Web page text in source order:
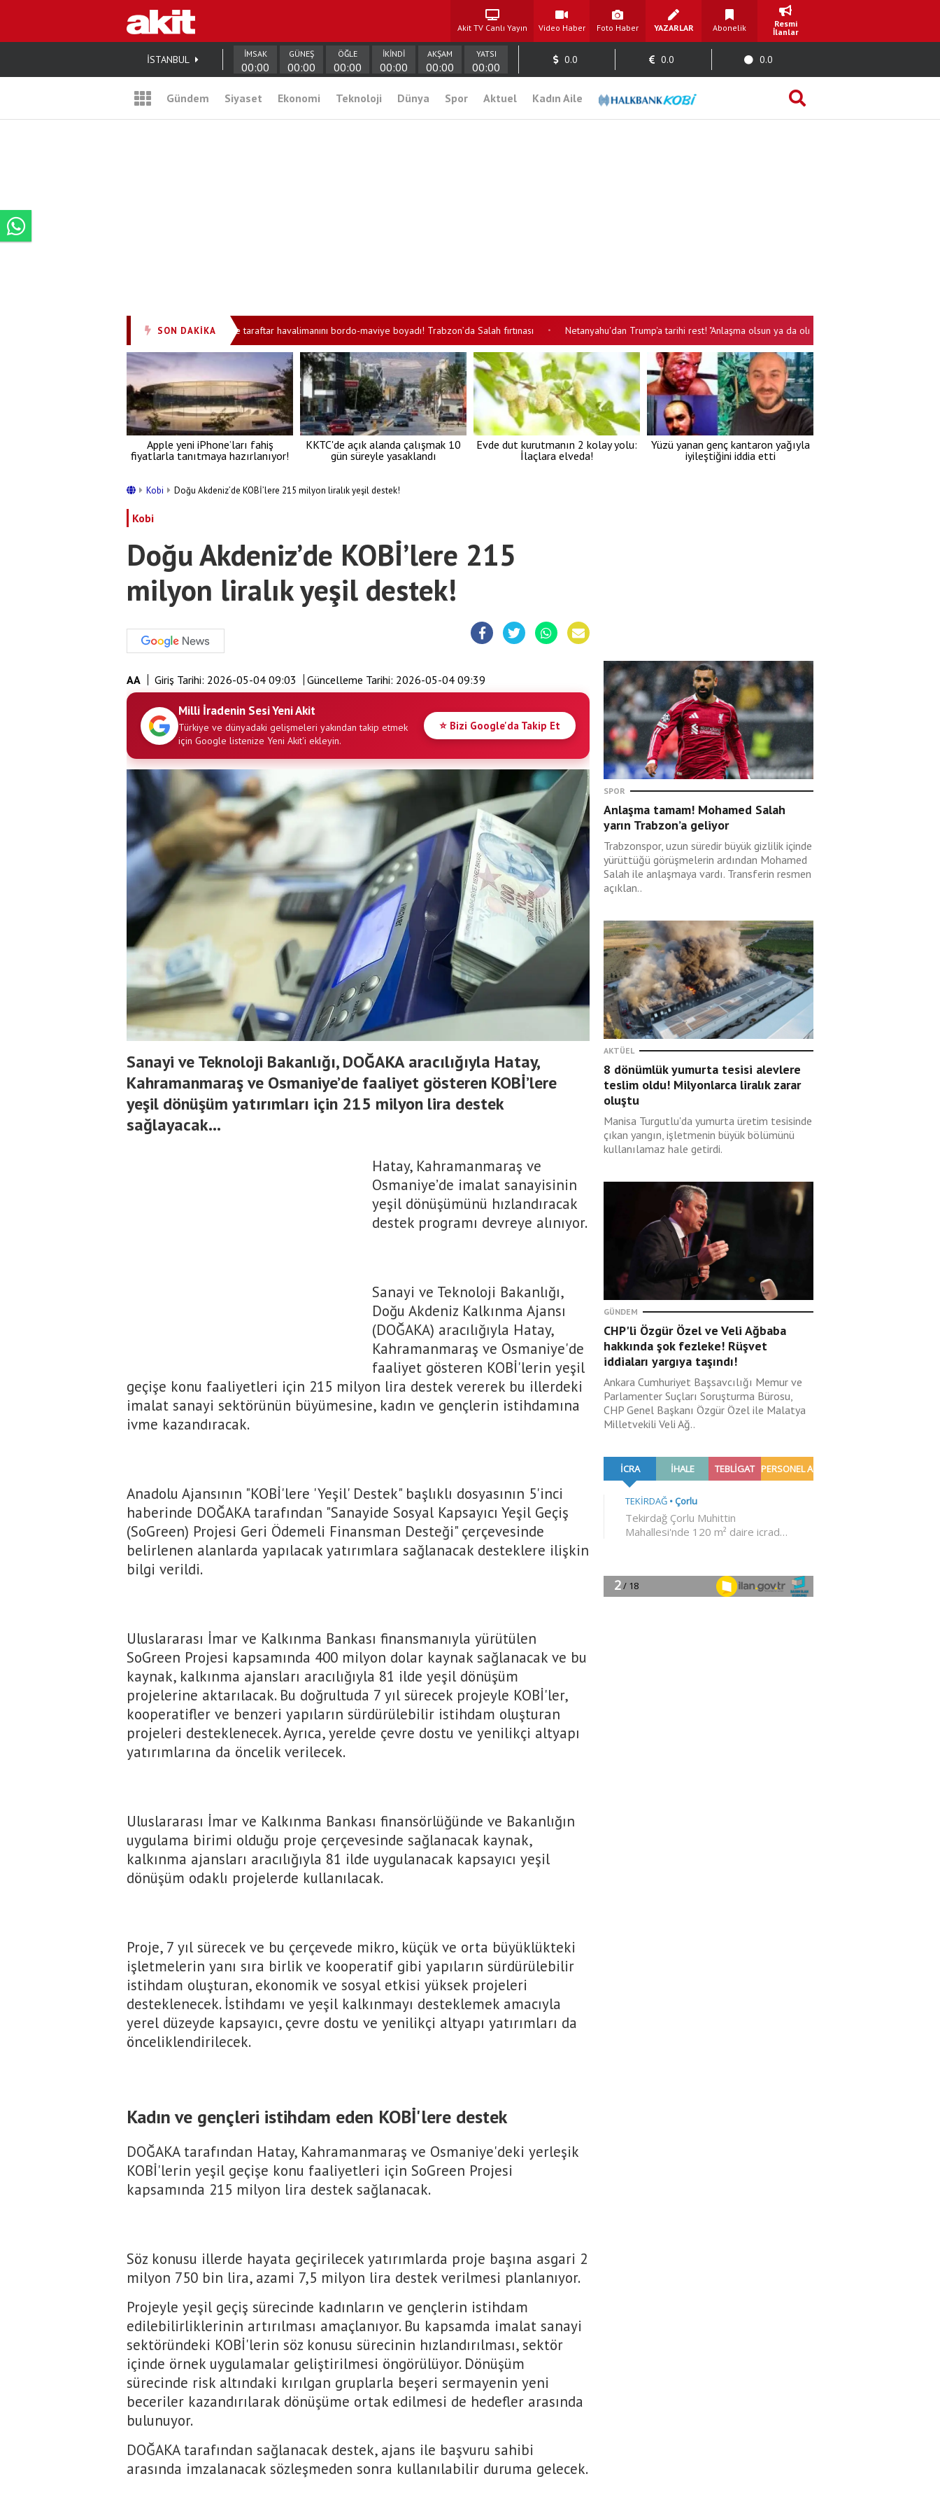
Akit TV Canlı Yayın Video Haber Foto Haber YAZARLAR Abonelik
Resmi
İlanlar
İSTANBUL İMSAK
00:00
GÜNEŞ
00:00
ÖĞLE
00:00
İKİNDİ
00:00
AKŞAM
00:00
YATSI
00:00
0.0 0.0 0.0
Gündem Siyaset Ekonomi Teknoloji Dünya Spor Aktuel Kadın Aile
SON DAKİKA
• Binlerce taraftar havalimanını bordo-maviye boyadı! Trabzon’da Salah fırtınası • Netanyahu'dan Trump'a tarihi rest! "Anlaşma olsun ya da olmasın..."
Apple yeni iPhone’ları fahiş
fiyatlarla tanıtmaya hazırlanıyor!
KKTC'de açık alanda çalışmak 10
gün süreyle yasaklandı
Evde dut kurutmanın 2 kolay yolu:
İlaçlara elveda!
Yüzü yanan genç kantaron yağıyla
iyileştiğini iddia etti
Kobi Doğu Akdeniz’de KOBİ’lere 215 milyon liralık yeşil destek!
Kobi
Doğu Akdeniz’de KOBİ’lere 215
milyon liralık yeşil destek!
AA Giriş Tarihi: 2026-05-04 09:03 Güncelleme Tarihi: 2026-05-04 09:39
Milli İradenin Sesi Yeni Akit
Türkiye ve dünyadaki gelişmeleri yakından takip etmek
için Google listenize Yeni Akit'i ekleyin.
⭐ Bizi Google'da Takip Et
Sanayi ve Teknoloji Bakanlığı, DOĞAKA aracılığıyla Hatay,
Kahramanmaraş ve Osmaniye’de faaliyet gösteren KOBİ’lere
yeşil dönüşüm yatırımları için 215 milyon lira destek
sağlayacak...
Hatay, Kahramanmaraş ve
Osmaniye’de imalat sanayisinin
yeşil dönüşümünü hızlandıracak
destek programı devreye alınıyor.
Sanayi ve Teknoloji Bakanlığı,
Doğu Akdeniz Kalkınma Ajansı
(DOĞAKA) aracılığıyla Hatay,
Kahramanmaraş ve Osmaniye'de
faaliyet gösteren KOBİ'lerin yeşil
geçişe konu faaliyetleri için 215 milyon lira destek vererek bu illerdeki
imalat sanayi sektörünün büyümesine, kadın ve gençlerin istihdamına
ivme kazandıracak.
Anadolu Ajansının "KOBİ'lere 'Yeşil' Destek" başlıklı dosyasının 5'inci
haberinde DOĞAKA tarafından "Sanayide Sosyal Kapsayıcı Yeşil Geçiş
(SoGreen) Projesi Geri Ödemeli Finansman Desteği" çerçevesinde
belirlenen alanlarda yapılacak yatırımlara sağlanacak desteklere ilişkin
bilgi verildi.
Uluslararası İmar ve Kalkınma Bankası finansmanıyla yürütülen
SoGreen Projesi kapsamında 400 milyon dolar kaynak sağlanacak ve bu
kaynak, kalkınma ajansları aracılığıyla 81 ilde yeşil dönüşüm
projelerine aktarılacak. Bu doğrultuda 7 yıl sürecek projeyle KOBİ'ler,
kooperatifler ve benzeri yapıların sürdürülebilir istihdam oluşturan
projeleri desteklenecek. Ayrıca, yerelde çevre dostu ve yenilikçi altyapı
yatırımlarına da öncelik verilecek.
Uluslararası İmar ve Kalkınma Bankası finansörlüğünde ve Bakanlığın
uygulama birimi olduğu proje çerçevesinde sağlanacak kaynak,
kalkınma ajansları aracılığıyla 81 ilde uygulanacak kapsayıcı yeşil
dönüşüm odaklı projelerde kullanılacak.
Proje, 7 yıl sürecek ve bu çerçevede mikro, küçük ve orta büyüklükteki
işletmelerin yanı sıra birlik ve kooperatif gibi yapıların sürdürülebilir
istihdam oluşturan, ekonomik ve sosyal etkisi yüksek projeleri
desteklenecek. İstihdamı ve yeşil kalkınmayı desteklemek amacıyla
yerel düzeyde kapsayıcı, çevre dostu ve yenilikçi altyapı yatırımları da
önceliklendirilecek.
Kadın ve gençleri istihdam eden KOBİ'lere destek
DOĞAKA tarafından Hatay, Kahramanmaraş ve Osmaniye'deki yerleşik
KOBİ'lerin yeşil geçişe konu faaliyetleri için SoGreen Projesi
kapsamında 215 milyon lira destek sağlanacak.
Söz konusu illerde hayata geçirilecek yatırımlarda proje başına asgari 2
milyon 750 bin lira, azami 7,5 milyon lira destek verilmesi planlanıyor.
Projeyle yeşil geçiş sürecinde kadınların ve gençlerin istihdam
edilebilirliklerinin artırılması amaçlanıyor. Bu kapsamda imalat sanayi
sektöründeki KOBİ'lerin söz konusu sürecinin hızlandırılması, sektör
içinde örnek uygulamalar geliştirilmesi öngörülüyor. Dönüşüm
sürecinde risk altındaki kırılgan gruplarla beşeri sermayenin yeni
beceriler kazandırılarak dönüşüme ortak edilmesi de hedefler arasında
bulunuyor.
DOĞAKA tarafından sağlanacak destek, ajans ile başvuru sahibi
arasında imzalanacak sözleşmeden sonra kullanılabilir duruma gelecek.
SPOR
Anlaşma tamam! Mohamed Salah
yarın Trabzon’a geliyor
Trabzonspor, uzun süredir büyük gizlilik içinde
yürüttüğü görüşmelerin ardından Mohamed
Salah ile anlaşmaya vardı. Transferin resmen
açıklan..
AKTÜEL
8 dönümlük yumurta tesisi alevlere
teslim oldu! Milyonlarca liralık zarar
oluştu
Manisa Turgutlu'da yumurta üretim tesisinde
çıkan yangın, işletmenin büyük bölümünü
kullanılamaz hale getirdi.
GÜNDEM
CHP'li Özgür Özel ve Veli Ağbaba
hakkında şok fezleke! Rüşvet
iddiaları yargıya taşındı!
Ankara Cumhuriyet Başsavcılığı Memur ve
Parlamenter Suçları Soruşturma Bürosu,
CHP Genel Başkanı Özgür Özel ile Malatya
Milletvekili Veli Ağ..